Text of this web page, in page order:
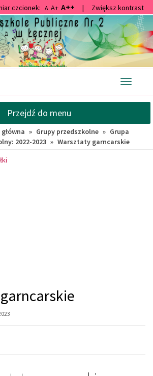
czcionek: A A+ A++ | Zwiększ kontrast
Przełącz
Przejdź do menu
» Grupy przedszkolne » Grupa
2022-2023 » Warsztaty garncarskie